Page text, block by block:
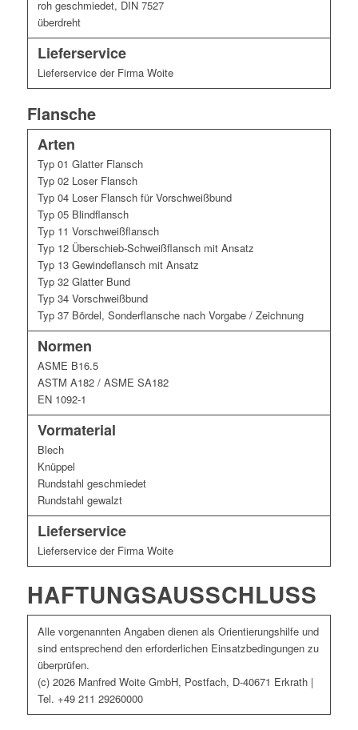
roh geschmiedet, DIN 7527
überdreht
Lieferservice
Lieferservice der Firma Woite
Flansche
Arten
Typ 01 Glatter Flansch
Typ 02 Loser Flansch
Typ 04 Loser Flansch für Vorschweißbund
Typ 05 Blindflansch
Typ 11 Vorschweißflansch
Typ 12 Überschieb-Schweißflansch mit Ansatz
Typ 13 Gewindeflansch mit Ansatz
Typ 32 Glatter Bund
Typ 34 Vorschweißbund
Typ 37 Bördel, Sonderflansche nach Vorgabe / Zeichnung
Normen
ASME B16.5
ASTM A182 / ASME SA182
EN 1092-1
Vormaterial
Blech
Knüppel
Rundstahl geschmiedet
Rundstahl gewalzt
Lieferservice
Lieferservice der Firma Woite
HAFTUNGSAUSSCHLUSS
Alle vorgenannten Angaben dienen als Orientierungshilfe und
sind entsprechend den erforderlichen Einsatzbedingungen zu
überprüfen.
(c) 2026 Manfred Woite GmbH, Postfach, D-40671 Erkrath |
Tel. +49 211 29260000